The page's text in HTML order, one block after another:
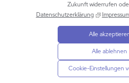
Cookie
Sitemap
Zukunft widerrufen
Datenschutzerklärung
Alle
Alle ablehnen
Cookie-Einstellungen